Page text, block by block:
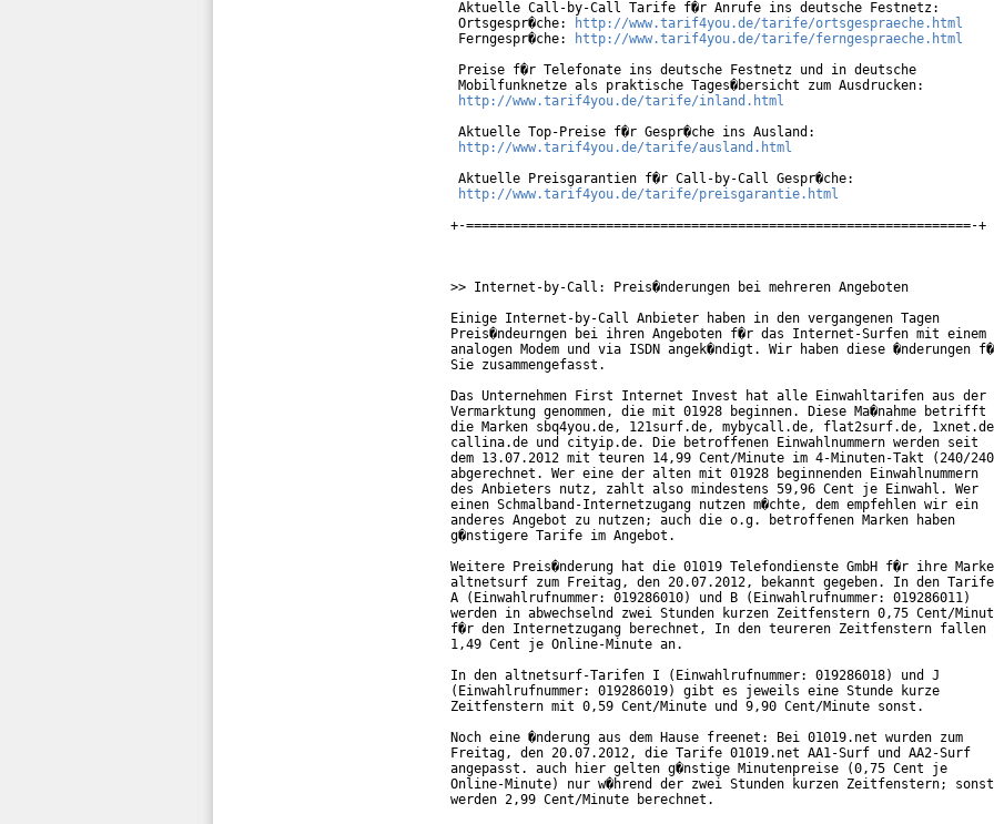
Aktuelle Call-by-Call Tarife f�r Anrufe ins deutsche Festnetz:
Ortsgespr�che:
http://www.tarif4you.de/tarife/ortsgespraeche.html
Ferngespr�che:
http://www.tarif4you.de/tarife/ferngespraeche.html
Preise f�r Telefonate ins deutsche Festnetz und in deutsche
Mobilfunknetze als praktische Tages�bersicht zum Ausdrucken:
http://www.tarif4you.de/tarife/inland.html
Aktuelle Top-Preise f�r Gespr�che ins Ausland:
http://www.tarif4you.de/tarife/ausland.html
Aktuelle Preisgarantien f�r Call-by-Call Gespr�che:
http://www.tarif4you.de/tarife/preisgarantie.html
+-=================================================================-+
>> Internet-by-Call: Preis�nderungen bei mehreren Angeboten
Einige Internet-by-Call Anbieter haben in den vergangenen Tagen
Preis�ndeurngen bei ihren Angeboten f�r das Internet-Surfen mit einem
analogen Modem und via ISDN angek�ndigt. Wir haben diese �nderungen
Sie zusammengefasst.
Das Unternehmen First Internet Invest hat alle Einwahltarifen aus der
Vermarktung genommen, die mit 01928 beginnen. Diese Ma�nahme betrifft
die Marken sbq4you.de, 121surf.de, mybycall.de, flat2surf.de,
callina.de und cityip.de. Die betroffenen Einwahlnummern werden seit
dem 13.07.2012 mit teuren 14,99 Cent/Minute im 4-Minuten-Takt (240/
abgerechnet. Wer eine der alten mit 01928 beginnenden Einwahlnummern
des Anbieters nutz, zahlt also mindestens 59,96 Cent je Einwahl. Wer
einen Schmalband-Internetzugang nutzen m�chte, dem empfehlen wir ein
anderes Angebot zu nutzen; auch die o.g. betroffenen Marken haben
g�nstigere Tarife im Angebot.
Weitere Preis�nderung hat die 01019 Telefondienste GmbH f�r ihre Marke
altnetsurf zum Freitag, den 20.07.2012, bekannt gegeben. In den
A (Einwahlrufnummer: 019286010) und B (Einwahlrufnummer: 019286011)
werden in abwechselnd zwei Stunden kurzen Zeitfenstern 0,75 Cent/
f�r den Internetzugang berechnet, In den teureren Zeitfenstern fallen
1,49 Cent je Online-Minute an.
In den altnetsurf-Tarifen I (Einwahlrufnummer: 019286018) und J
(Einwahlrufnummer: 019286019) gibt es jeweils eine Stunde kurze
Zeitfenstern mit 0,59 Cent/Minute und 9,90 Cent/Minute sonst.
Noch eine �nderung aus dem Hause freenet: Bei 01019.net wurden zum
Freitag, den 20.07.2012, die Tarife 01019.net AA1-Surf und AA2-Surf
angepasst. auch hier gelten g�nstige Minutenpreise (0,75 Cent je
Online-Minute) nur w�hrend der zwei Stunden kurzen Zeitfenstern; sonst
werden 2,99 Cent/Minute berechnet.